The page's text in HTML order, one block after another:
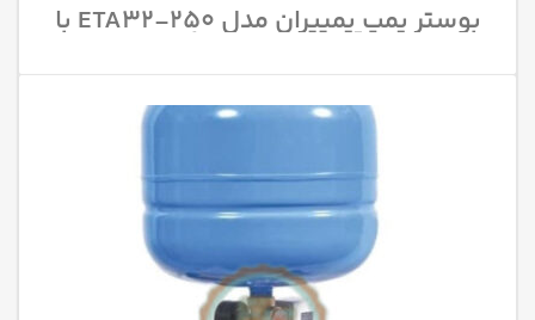
بوستر پمپ پمپیران مدل 250-ETA32 با
قدرت 10 اسب بخار